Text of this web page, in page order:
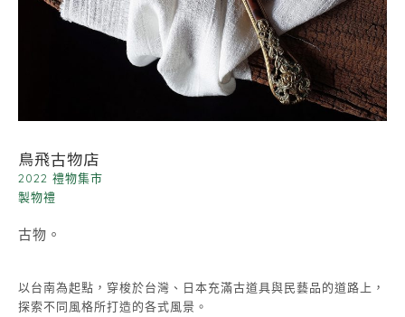
鳥飛古物店
2022 禮物集市
製物禮
古物。
以台南為起點，穿梭於台灣、日本充滿古道具與民藝品的道路上，
探索不同風格所打造的各式風景。